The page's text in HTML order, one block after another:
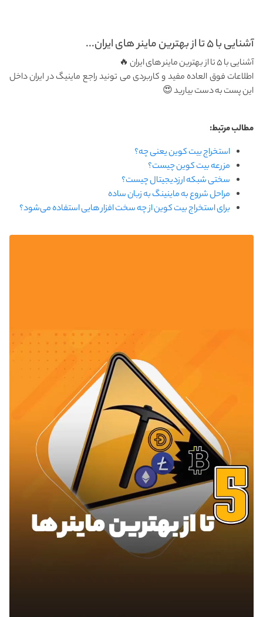
آشنایی با ۵ تا از بهترین ماینر های ایران...
آشنایی با ۵ تا از بهترین ماینر های ایران 🔥
اطلاعات فوق العاده مفید و کاربردی می تونید راجع ماینیگ در ایران داخل
این پست به دست بیارید 😍
مطالب مرتبط:
استخراج بیت کوین یعنی چه؟
مزرعه بیت کوین چیست؟
سختی شبکه ارزدیجیتال چیست؟
مراحل شروع به ماینینگ به زبان ساده
برای استخراج بیت کوین از چه سخت افزار هایی استفاده می‌شود؟